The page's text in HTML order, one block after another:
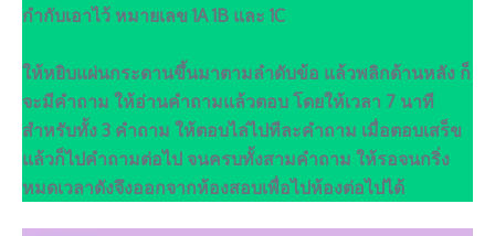
กำกับเอาไว้ หมายเลข 1A 1B และ 1C
ให้หยิบแผ่นกระดานขึ้นมาตามลำดับข้อ แล้วพลิกด้านหลัง ก็
จะมีคำถาม ให้อ่านคำถามแล้วตอบ โดยให้เวลา 7 นาที
สำหรับทั้ง 3 คำถาม ให้ตอบไล่ไปทีละคำถาม เมื่อตอบเสร็ข
แล้วก็ไปคำถามต่อไป จนครบทั้งสามคำถาม ให้รอจนกริ่ง
หมดเวลาดังจึงออกจากห้องสอบเพื่อไปห้องต่อไปได้